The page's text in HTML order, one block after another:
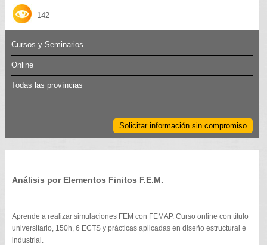
142
Cursos y Seminarios
Online
Todas las províncias
Solicitar información sin compromiso
Análisis por Elementos Finitos F.E.M.
Aprende a realizar simulaciones FEM con FEMAP. Curso online con título
universitario, 150h, 6 ECTS y prácticas aplicadas en diseño estructural e
industrial.